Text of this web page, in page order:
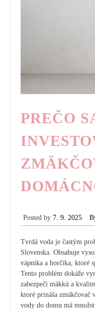
PREČO
Posted by 7. 9. 2025
Tvrdá voda je častým
Slovenska. Obsahuje
vápnika a horčíka, ktoré
Tento problém dokáže
zabezpečí mäkkú a
ktoré prináša zmäkčovač
vody do domu má